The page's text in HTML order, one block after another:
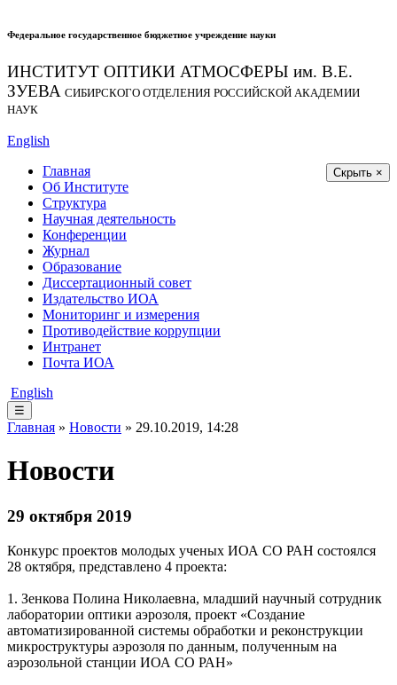
Федеральное государственное бюджетное учреждение науки
ИНСТИТУТ ОПТИКИ АТМОСФЕРЫ им. В.Е.
ЗУЕВА СИБИРСКОГО ОТДЕЛЕНИЯ РОССИЙСКОЙ АКАДЕМИИ
НАУК
English
Скрыть ×
Главная
Об Институте
Структура
Научная деятельность
Конференции
Журнал
Образование
Диссертационный совет
Издательство ИОА
Мониторинг и измерения
Противодействие коррупции
Интранет
Почта ИОА
English
☰
Главная » Новости » 29.10.2019, 14:28
Новости
29 октября 2019
Конкурс проектов молодых ученых ИОА СО РАН состоялся
28 октября, представлено 4 проекта:
1. Зенкова Полина Николаевна, младший научный сотрудник
лаборатории оптики аэрозоля, проект «Создание
автоматизированной системы обработки и реконструкции
микроструктуры аэрозоля по данным, полученным на
аэрозольной станции ИОА СО РАН»